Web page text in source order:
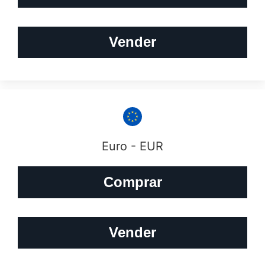
Vender
Euro - EUR
Comprar
Vender